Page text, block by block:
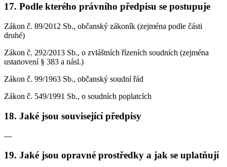
17. Podle kterého právního předpisu se postupuje
Zákon č. 89/2012 Sb., občanský zákoník (zejména podle části
druhé)
Zákon č. 292/2013 Sb., o zvláštních řízeních soudních (zejména
ustanovení § 383 a násl.)
Zákon č. 99/1963 Sb., občanský soudní řád
Zákon č. 549/1991 Sb., o soudních poplatcích
18. Jaké jsou související předpisy
—
19. Jaké jsou opravné prostředky a jak se uplatňují